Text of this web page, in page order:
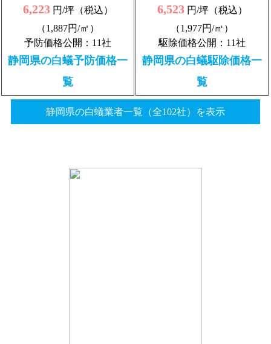
6,223円/坪（税込）
（1,887円/㎡）
予防価格公開：11社
静岡県の白蟻予防価格一
覧
6,523円/坪（税込）
（1,977円/㎡）
駆除価格公開：11社
静岡県の白蟻駆除価格一
覧
静岡県の白蟻業者一覧（全102社）を表示